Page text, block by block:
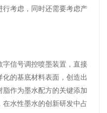
考虑，同时还需要考虑产
字信号调控喷墨装置，直接
的基底材料表面，创造出
作为墨水配方的关键添加
水性墨水的创新研发中占